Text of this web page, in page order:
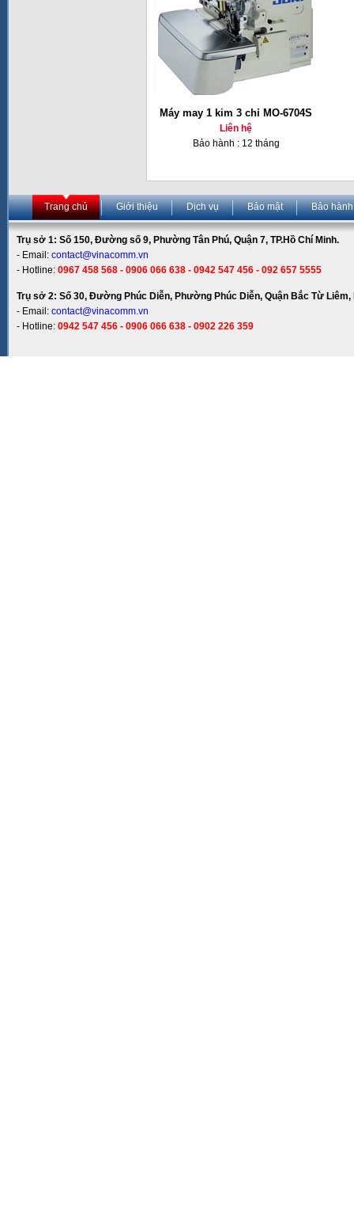
Máy may 1 kim 3 chỉ MO-6704S
Liên hệ
Bảo hành : 12 tháng
Trang chủ Giới thiệu Dịch vụ Bảo mật Bảo hành
Trụ sở 1: Số 150, Đường số 9, Phường Tân Phú, Quận 7, TP.Hồ Chí Minh.
- Email: contact@vinacomm.vn
- Hotline: 0967 458 568 - 0906 066 638 - 0942 547 456 - 092 657 5555
Trụ sở 2: Số 30, Đường Phúc Diễn, Phường Phúc Diễn, Quận Bắc Từ Liêm,
- Email: contact@vinacomm.vn
- Hotline: 0942 547 456 - 0906 066 638 - 0902 226 359